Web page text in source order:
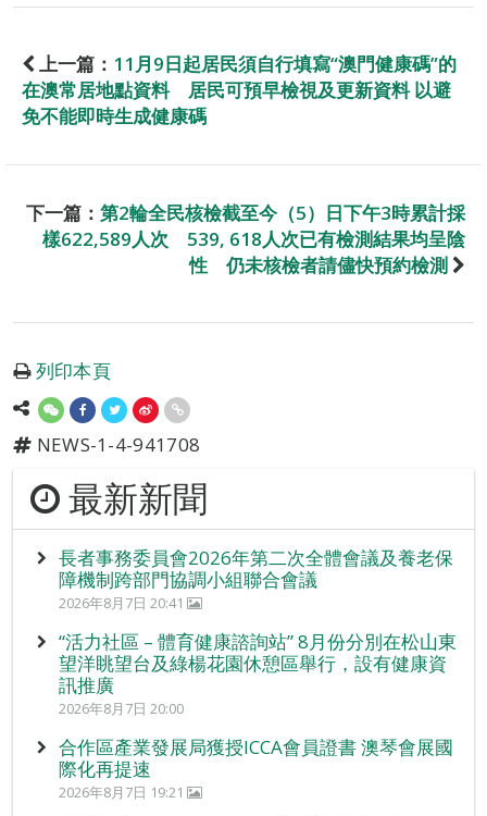
上一篇： 11月9日起居民須自行填寫“澳門健康碼”的
在澳常居地點資料 居民可預早檢視及更新資料 以避
免不能即時生成健康碼
下一篇： 第2輪全民核檢截至今（5）日下午3時累計採
樣622,589人次 539, 618人次已有檢測結果均呈陰
性 仍未核檢者請儘快預約檢測
列印本頁
NEWS-1-4-941708
最新新聞
長者事務委員會2026年第二次全體會議及養老保
障機制跨部門協調小組聯合會議
2026年8月7日 20:41
“活力社區 – 體育健康諮詢站” 8月份分別在松山東
望洋眺望台及綠楊花園休憩區舉行，設有健康資
訊推廣
2026年8月7日 20:00
合作區產業發展局獲授ICCA會員證書 澳琴會展國
際化再提速
2026年8月7日 19:21